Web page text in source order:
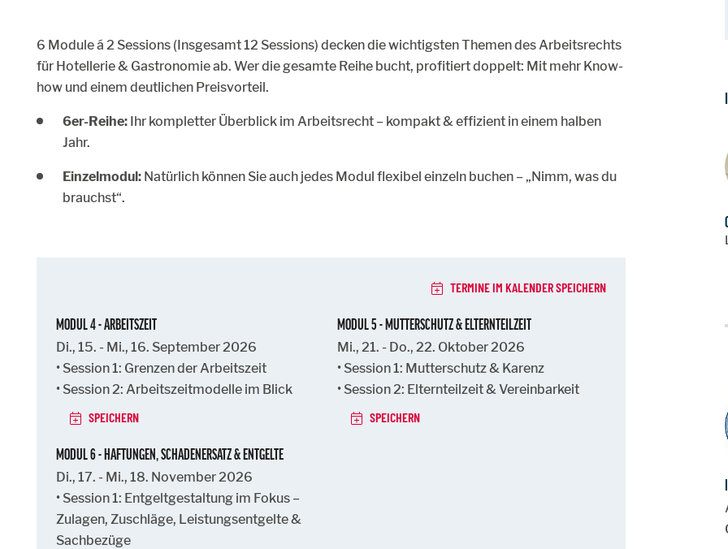
6 Module á 2 Sessions (Insgesamt 12 Sessions) decken die wichtigsten Themen des Arbeitsrechts
für Hotellerie & Gastronomie ab. Wer die gesamte Reihe bucht, profitiert doppelt: Mit mehr Know-
how und einem deutlichen Preisvorteil.
6er-Reihe: Ihr kompletter Überblick im Arbeitsrecht – kompakt & effizient in einem halben
Jahr.
Einzelmodul: Natürlich können Sie auch jedes Modul flexibel einzeln buchen – „Nimm, was du
brauchst“.
TERMINE IM KALENDER SPEICHERN
MODUL 4 - ARBEITSZEIT
Di., 15. - Mi., 16. September 2026
• Session 1: Grenzen der Arbeitszeit
• Session 2: Arbeitszeitmodelle im Blick
SPEICHERN
MODUL 5 - MUTTERSCHUTZ & ELTERNTEILZEIT
Mi., 21. - Do., 22. Oktober 2026
• Session 1: Mutterschutz & Karenz
• Session 2: Elternteilzeit & Vereinbarkeit
SPEICHERN
MODUL 6 - HAFTUNGEN, SCHADENERSATZ & ENTGELTE
Di., 17. - Mi., 18. November 2026
• Session 1: Entgeltgestaltung im Fokus –
Zulagen, Zuschläge, Leistungsentgelte &
Sachbezüge